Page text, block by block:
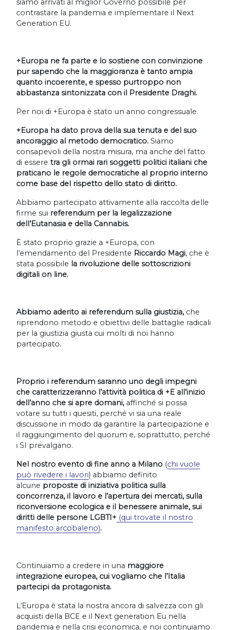
siamo arrivati al miglior Governo possibile per
contrastare la pandemia e implementare il Next
Generation EU.
+Europa ne fa parte e lo sostiene con convinzione
pur sapendo che la maggioranza è tanto ampia
quanto incoerente, e spesso purtroppo non
abbastanza sintonizzata con il Presidente Draghi.
Per noi di +Europa è stato un anno congressuale.
+Europa ha dato prova della sua tenuta e del suo
ancoraggio al metodo democratico. Siamo
consapevoli della nostra misura, ma anche del fatto
di essere tra gli ormai rari soggetti politici italiani che
praticano le regole democratiche al proprio interno
come base del rispetto dello stato di diritto.
Abbiamo partecipato attivamente alla raccolta delle
firme sui referendum per la legalizzazione
dell’Eutanasia e della Cannabis.
È stato proprio grazie a +Europa, con
l’emendamento del Presidente Riccardo Magi, che è
stata possibile la rivoluzione delle sottoscrizioni
digitali on line.
Abbiamo aderito ai referendum sulla giustizia, che
riprendono metodo e obiettivi delle battaglie radicali
per la giustizia giusta cui molti di noi hanno
partecipato.
Proprio i referendum saranno uno degli impegni
che caratterizzeranno l’attività politica di +E all’inizio
dell’anno che si apre domani, affinché si possa
votare su tutti i quesiti, perché vi sia una reale
discussione in modo da garantire la partecipazione e
il raggiungimento del quorum e, soprattutto, perché
i SI prevalgano.
Nel nostro evento di fine anno a Milano (chi vuole
può rivedere i lavori) abbiamo definito
alcune proposte di iniziativa politica sulla
concorrenza, il lavoro e l’apertura dei mercati, sulla
riconversione ecologica e il benessere animale, sui
diritti delle persone LGBTI+ (qui trovate il nostro
manifesto arcobaleno).
Continuiamo a credere in una maggiore
integrazione europea, cui vogliamo che l’Italia
partecipi da protagonista.
L’Europa è stata la nostra ancora di salvezza con gli
acquisti della BCE e il Next generation Eu nella
pandemia e nella crisi economica, e noi continuiamo